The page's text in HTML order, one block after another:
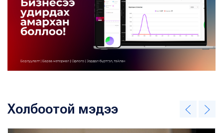
Холбоотой мэдээ